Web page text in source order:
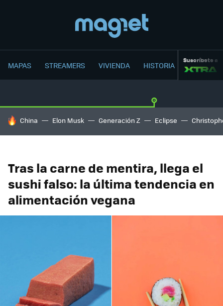
MAPAS STREAMERS VIVIENDA HISTORIA Suscríbete a
HOY SE HABLA DE
China Elon Musk Generación Z Eclipse
Tras la carne de mentira, llega el
sushi falso: la última tendencia en
alimentación vegana